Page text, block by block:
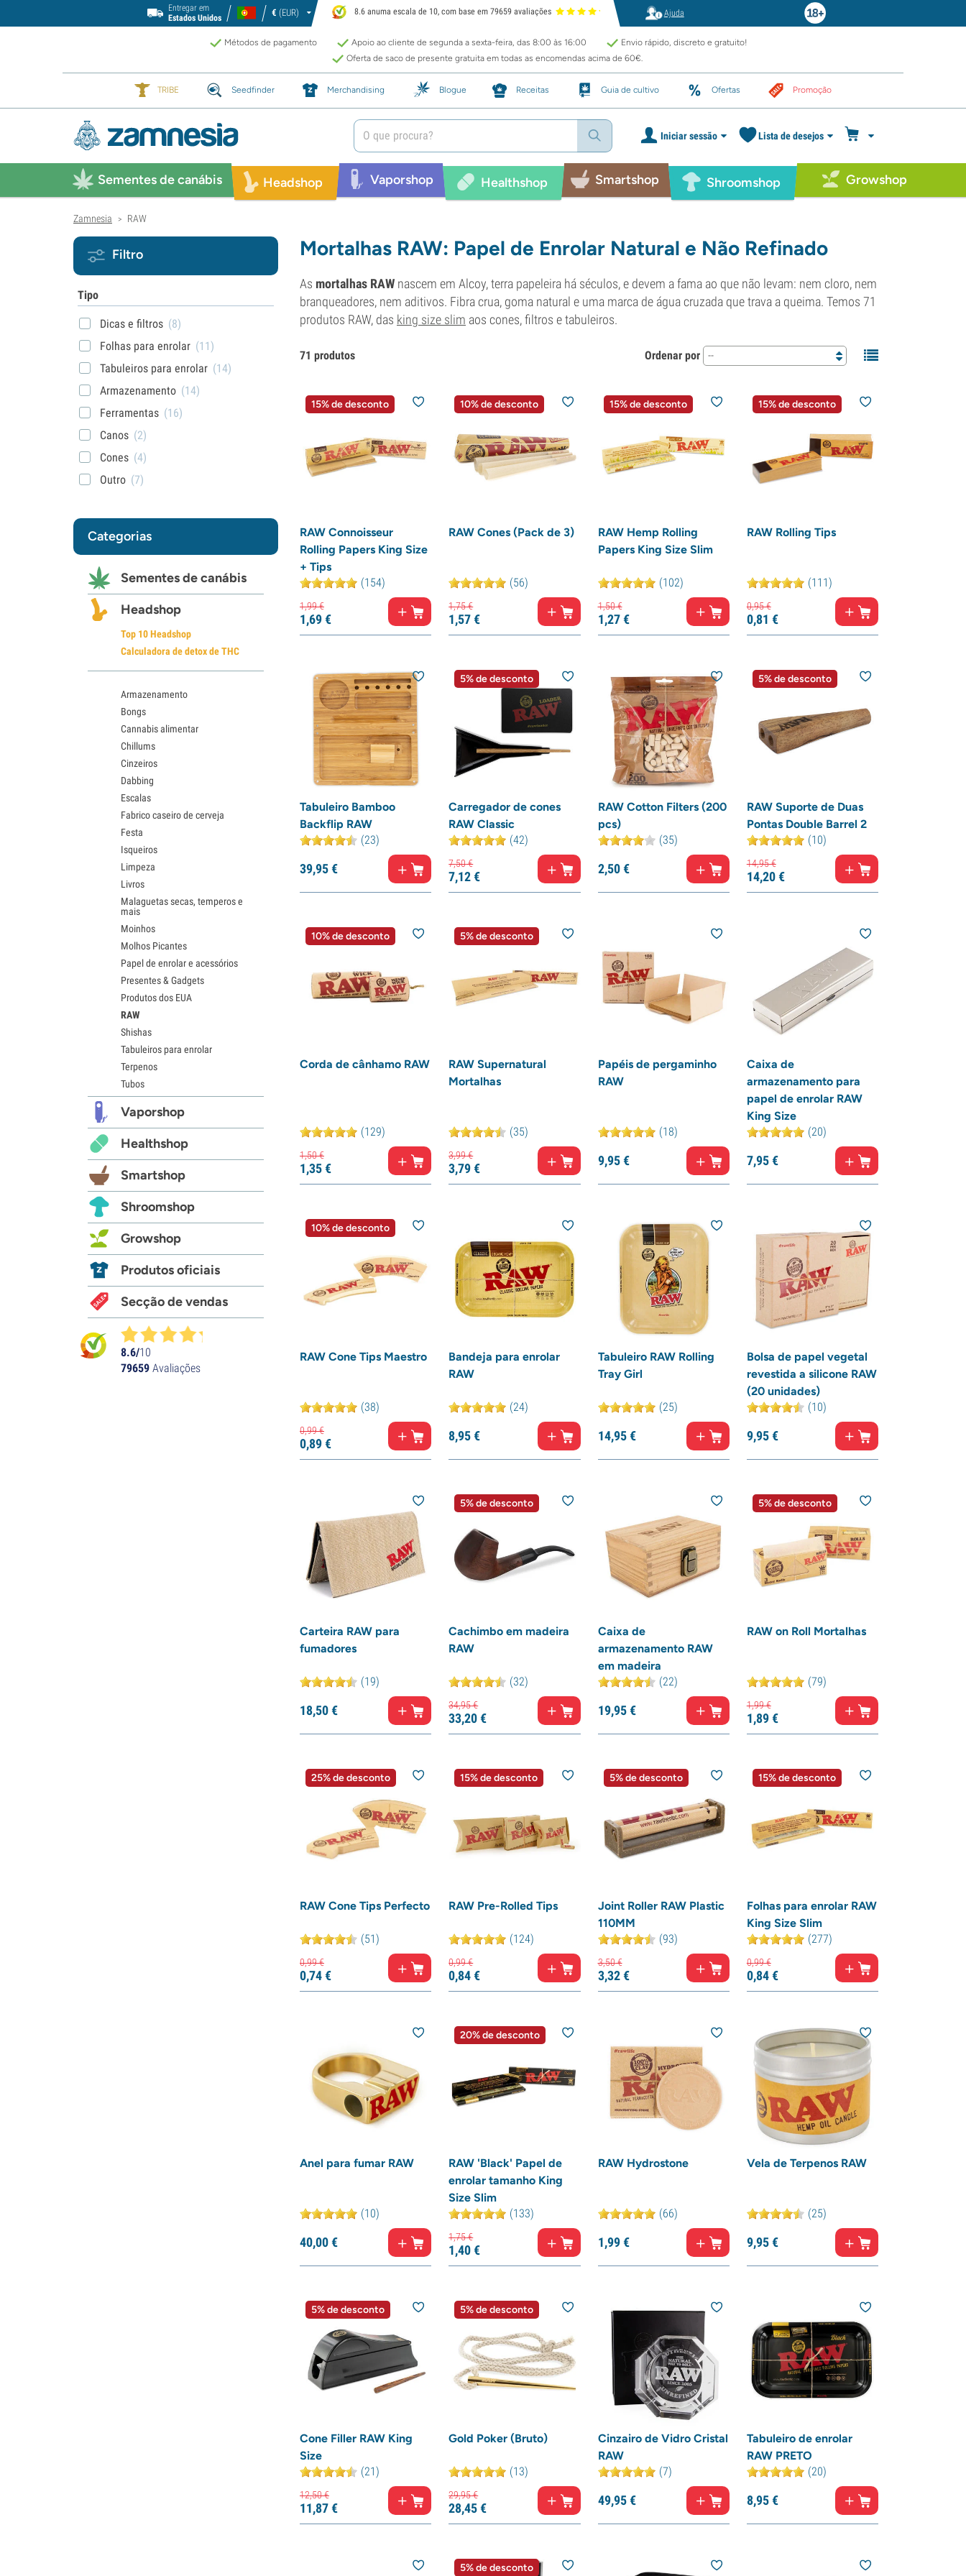
Entregar em
Estados Unidos
€ (EUR) 8.6 anuma escala de 10, com base em 79659 avaliações Ajuda
Métodos de pagamento Apoio ao cliente de segunda a sexta-feira, das 8:00 às 16:00
Envio rápido, discreto e gratuito!
Oferta de saco de presente gratuita em todas as encomendas acima de 60€.
TRIBE Seedfinder Merchandising Blogue Receitas Guia de cultivo Ofertas Promoção
Iniciar sessão Lista de desejos
Sementes de canábis Headshop Vaporshop Healthshop Smartshop Shroomshop Growshop
Zamnesia > RAW
Mortalhas RAW: Papel de Enrolar Natural e Não Refinado
As mortalhas RAW nascem em Alcoy, terra papeleira há séculos, e devem a fama ao que não levam: nem cloro, nem
branqueadores, nem aditivos. Fibra crua, goma natural e uma marca de água cruzada que trava a queima. Temos 71
produtos RAW, das king size slim aos cones, filtros e tabuleiros.
71 produtos Ordenar por --
15% de desconto
RAW Connoisseur
Rolling Papers King Size
+ Tips
(154)
1,99€
1,69€
10% de desconto
RAW Cones (Pack de 3)
(56)
1,75€
1,57€
15% de desconto
RAW Hemp Rolling
Papers King Size Slim
(102)
1,50€
1,27€
15% de desconto
RAW Rolling Tips
(111)
0,95€
0,81 €
Tabuleiro Bamboo
Backflip RAW
(23)
39,95€
5% de desconto
Carregador de cones
RAW Classic
(42)
7,50€
7,12€
RAW Cotton Filters (200
pcs)
(35)
2,50€
5% de desconto
RAW Suporte de Duas
Pontas Double Barrel 2
(10)
14,95€
14,20€
10% de desconto
Corda de cânhamo RAW
(129)
1,50€
1,35€
5% de desconto
RAW Supernatural
Mortalhas
(35)
3,99€
3,79€
Papéis de pergaminho
RAW
(18)
9,95€
Caixa de
armazenamento para
papel de enrolar RAW
King Size
(20)
7,95€
10% de desconto
RAW Cone Tips Maestro
(38)
0,99€
0,89€
Bandeja para enrolar
RAW
(24)
8,95€
Tabuleiro RAW Rolling
Tray Girl
(25)
14,95€
Bolsa de papel vegetal
revestida a silicone RAW
(20 unidades)
(10)
9,95€
Carteira RAW para
fumadores
(19)
18,50€
5% de desconto
Cachimbo em madeira
RAW
(32)
34,95€
33,20€
Caixa de
armazenamento RAW
em madeira
(22)
19,95€
5% de desconto
RAW on Roll Mortalhas
(79)
1,99€
1,89€
25% de desconto
RAW Cone Tips Perfecto
(51)
0,99€
0,74€
15% de desconto
RAW Pre-Rolled Tips
(124)
0,99€
0,84€
5% de desconto
Joint Roller RAW Plastic
110MM
(93)
3,50€
3,32€
15% de desconto
Folhas para enrolar RAW
King Size Slim
(277)
0,99€
0,84€
Anel para fumar RAW
(10)
40,00€
20% de desconto
RAW 'Black' Papel de
enrolar tamanho King
Size Slim
(133)
1,75€
1,40€
RAW Hydrostone
(66)
1,99€
Vela de Terpenos RAW
(25)
9,95€
5% de desconto
Cone Filler RAW King
Size
(21)
12,50€
11,87€
5% de desconto
Gold Poker (Bruto)
(13)
29,95€
28,45€
Cinzairo de Vidro Cristal
RAW
(7)
49,95€
Tabuleiro de enrolar
RAW PRETO
(20)
8,95€
5% de desconto
Filtro
Tipo
Dicas e filtros (8)
Folhas para enrolar (11)
Tabuleiros para enrolar (14)
Armazenamento (14)
Ferramentas (16)
Canos (2)
Cones (4)
Outro (7)
Categorias
Sementes de canábis
Headshop
Top 10 Headshop
Calculadora de detox de THC
Armazenamento
Bongs
Cannabis alimentar
Chillums
Cinzeiros
Dabbing
Escalas
Fabrico caseiro de cerveja
Festa
Isqueiros
Limpeza
Livros
Malaguetas secas, temperos e
mais
Moinhos
Molhos Picantes
Papel de enrolar e acessórios
Presentes & Gadgets
Produtos dos EUA
RAW
Shishas
Tabuleiros para enrolar
Terpenos
Tubos
Vaporshop
Healthshop
Smartshop
Shroomshop
Growshop
Produtos oficiais
Secção de vendas
8.6/10
79659 Avaliações